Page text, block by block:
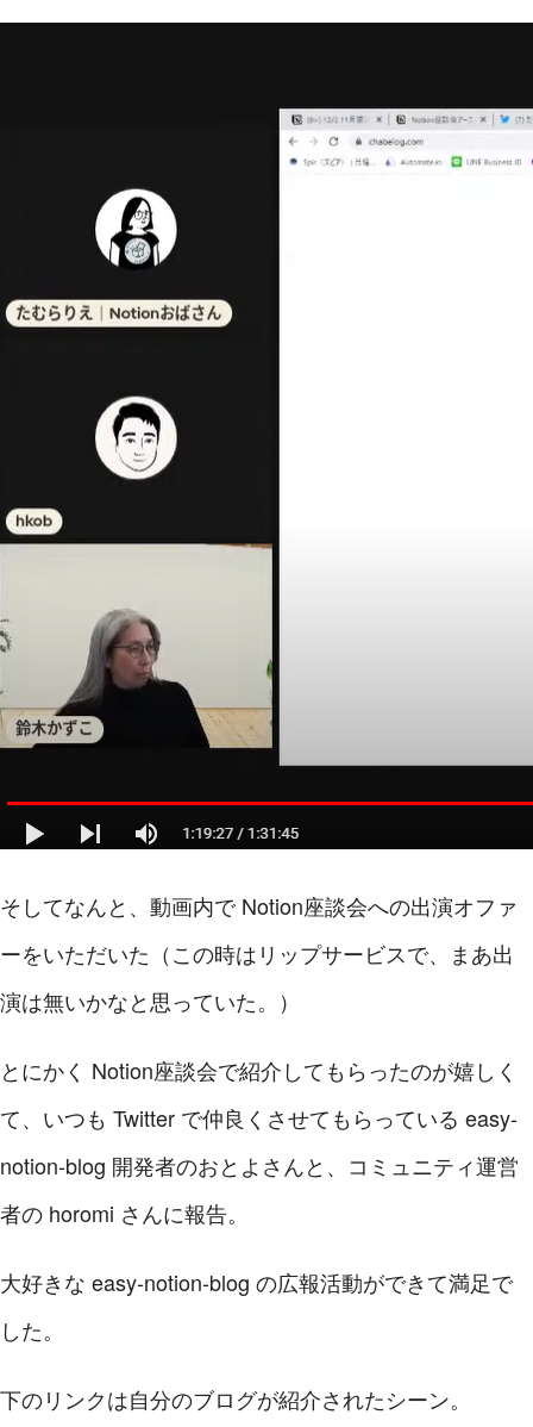
そしてなんと、動画内で Notion座談会への出演オファ
ーをいただいた（この時はリップサービスで、まあ出
演は無いかなと思っていた。）
とにかく Notion座談会で紹介してもらったのが嬉しく
て、いつも Twitter で仲良くさせてもらっている easy-
notion-blog 開発者のおとよさんと、コミュニティ運営
者の horomi さんに報告。
大好きな easy-notion-blog の広報活動ができて満足で
した。
下のリンクは自分のブログが紹介されたシーン。